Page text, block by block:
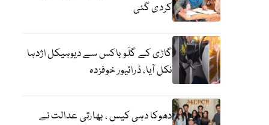
کردی گئی
گاڑی کے گلَو باکس سے دیوہیکل اژدہا
نکل آیا، ڈرائیور خوفزدہ
دھوکا دہی کیس ، بھارتی عدالت نے